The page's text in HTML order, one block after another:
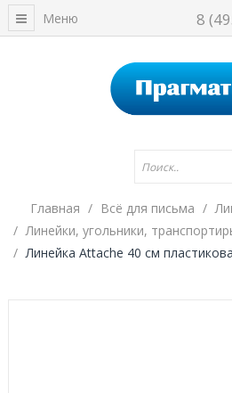
8
Меню
Главная Всё для письма
Линейки, угольники,
Линейка Attache 40 см